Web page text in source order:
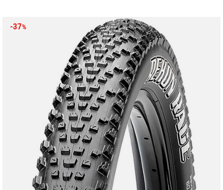
-37%